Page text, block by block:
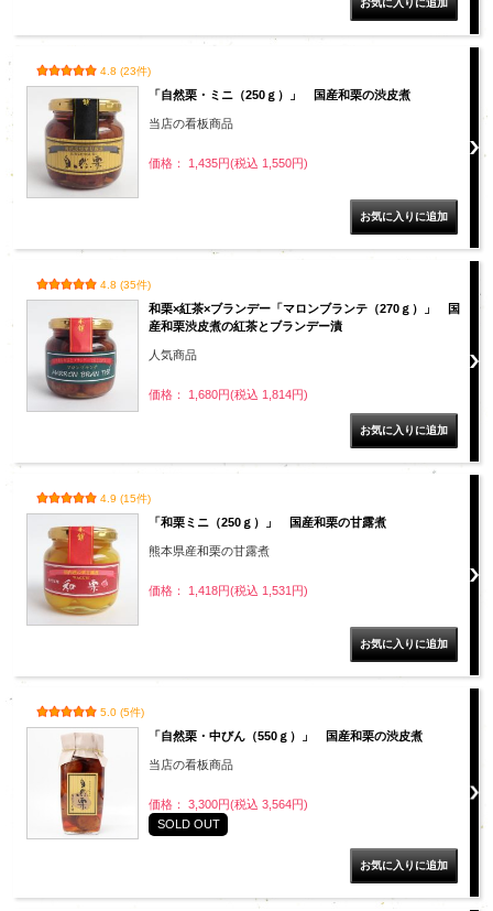
4.8 (23件)
「自然栗・ミニ（250ｇ）」 国産和栗の渋皮煮
当店の看板商品
価格： 1,435円(税込 1,550円)
4.8 (35件)
和栗×紅茶×ブランデー「マロンブランテ（270ｇ）」 国
産和栗渋皮煮の紅茶とブランデー漬
人気商品
価格： 1,680円(税込 1,814円)
4.9 (15件)
「和栗ミニ（250ｇ）」 国産和栗の甘露煮
熊本県産和栗の甘露煮
価格： 1,418円(税込 1,531円)
5.0 (5件)
「自然栗・中びん（550ｇ）」 国産和栗の渋皮煮
当店の看板商品
価格： 3,300円(税込 3,564円)
SOLD OUT